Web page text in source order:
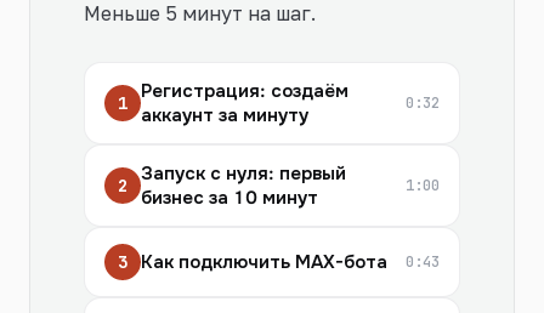
Меньше 5 минут на шаг.
1
Регистрация: создаём
аккаунт за минуту
0:32
2
Запуск с нуля: первый
бизнес за 10 минут
1:00
3 Как подключить MAX-бота 0:43